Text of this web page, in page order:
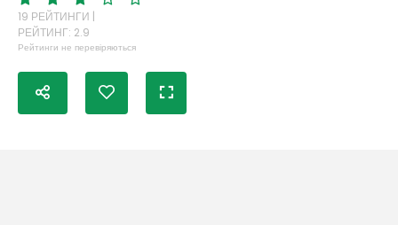
19 РЕЙТИНГИ |
РЕЙТИНГ: 2.9
Рейтинги не перевіряються